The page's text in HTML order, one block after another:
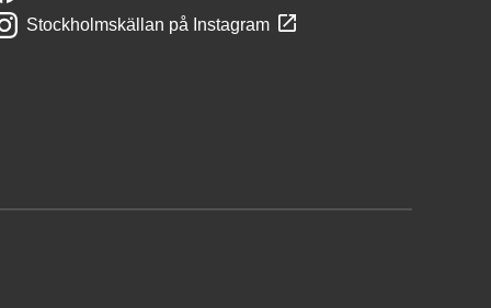
Stockholmskällan på Instagram